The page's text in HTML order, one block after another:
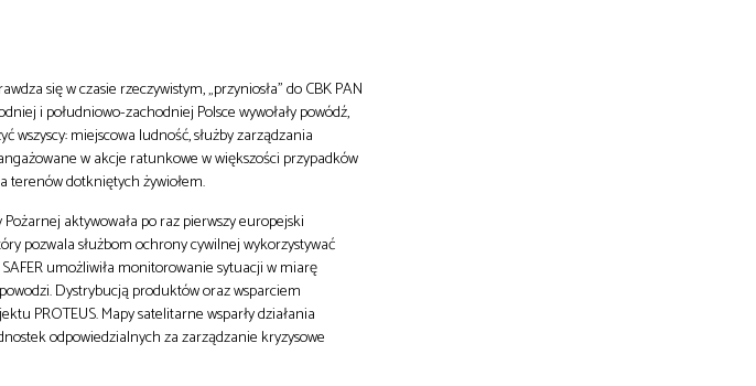
się w czasie rzeczywistym, „przyniosła” do CBK PAN
i południowo-zachodniej Polsce wywołały powódź,
miejscowa ludność, służby zarządzania
w akcje ratunkowe w większości przypadków
terenów dotkniętych żywiołem.
aktywowała po raz pierwszy europejski
pozwala służbom ochrony cywilnej wykorzystywać
umożliwiła monitorowanie sytuacji w miarę
Dystrybucją produktów oraz wsparciem
PROTEUS. Mapy satelitarne wsparły działania
odpowiedzialnych za zarządzanie kryzysowe